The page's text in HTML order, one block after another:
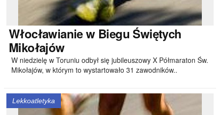
Włocławianiew Biegu Świętych
Mikołajów
W niedzielę w Toruniu odbył się jubileuszowy X Półmaraton Św.
Mikołajów, w którym to wystartowało 31 zawodników..
Lekkoatletyka